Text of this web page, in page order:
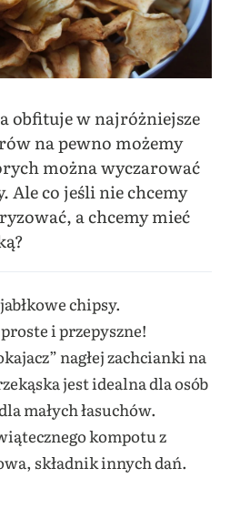
obfituje w najróżniejsze
na pewno możemy
można wyczarować
Ale co jeśli nie chcemy
a chcemy mieć
chipsy.
i przepyszne!
nagłej zachcianki na
jest idealna dla osób
małych łasuchów.
kompotu z
składnik innych dań.